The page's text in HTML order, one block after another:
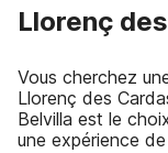
Llorenç
Vous cherchez
Llorenç des
Belvilla est le
une expérience